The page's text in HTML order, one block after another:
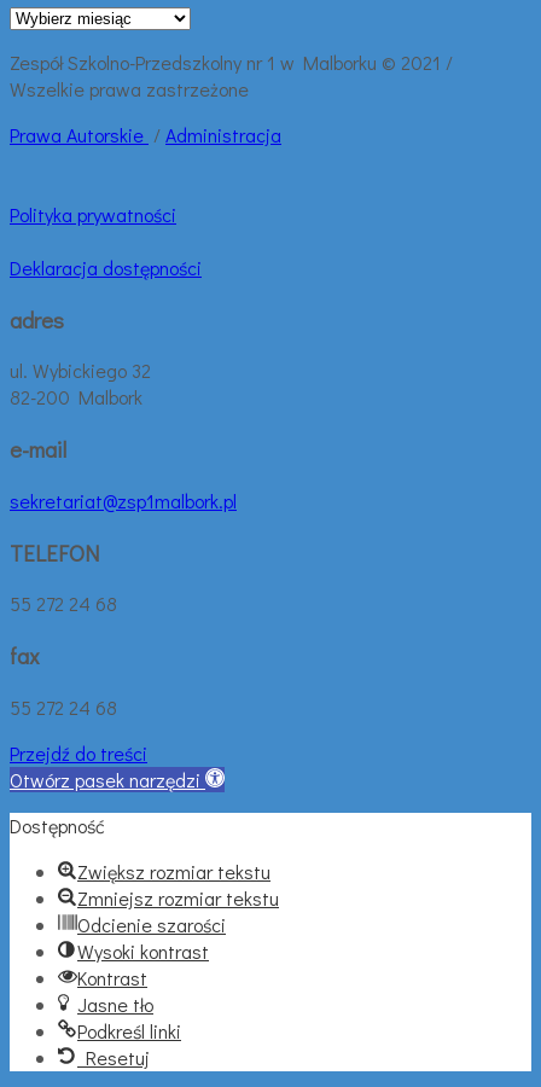
Archiwalne
Zespół Szkolno-Przedszkolny nr 1 w Malborku © 2021 /
Wszelkie prawa zastrzeżone
Prawa Autorskie /Administracja
Polityka prywatności
Deklaracja dostępności
adres
ul. Wybickiego 32
82-200 Malbork
e-mail
sekretariat@zsp1malbork.pl
TELEFON
55 272 24 68
fax
55 272 24 68
Przejdź do treści
Otwórz pasek narzędzi
Dostępność
Zwiększ rozmiar tekstu
Zmniejsz rozmiar tekstu
Odcienie szarości
Wysoki kontrast
Kontrast
Jasne tło
Podkreśl linki
Resetuj